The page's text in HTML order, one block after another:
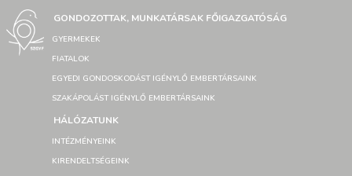
GONDOZOTTAK, MUNKATÁRSAK FŐIGAZGATÓSÁG
GYERMEKEK
FIATALOK
EGYEDI GONDOSKODÁST IGÉNYLŐ EMBERTÁRSAINK
SZAKÁPOLÁST IGÉNYLŐ EMBERTÁRSAINK
HÁLÓZATUNK
INTÉZMÉNYEINK
KIRENDELTSÉGEINK